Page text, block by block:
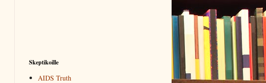
Skeptikoille
AIDS Truth